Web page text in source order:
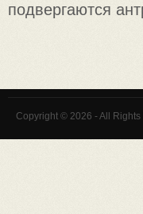
подвергаются
Copyright © 2026 - All